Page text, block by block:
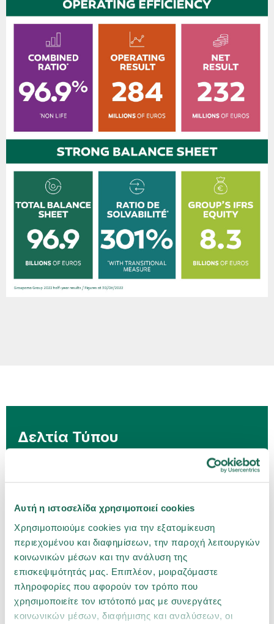
Αυτή η ιστοσελίδα χρησιμοποιεί cookies
Χρησιμοποιούμε cookies για την εξατομίκευση
περιεχομένου και διαφημίσεων, την παροχή λειτουργιών
κοινωνικών μέσων και την ανάλυση της
επισκεψιμότητάς μας. Επιπλέον, μοιραζόμαστε
πληροφορίες που αφορούν τον τρόπο που
χρησιμοποιείτε τον ιστότοπό μας με συνεργάτες
κοινωνικών μέσων, διαφήμισης και αναλύσεων, οι
Δελτία Τύπου
Η Groupama Ασφαλιστική επέστρεψε σε
θετικό προ φόρων αποτέλεσμα το 2025, με
σταθερή ανάπτυξη και ενισχυμένη
κεφαλαιακή επάρκεια
02.07.2026
Η Groupama Ασφαλιστική ανανεώνει την